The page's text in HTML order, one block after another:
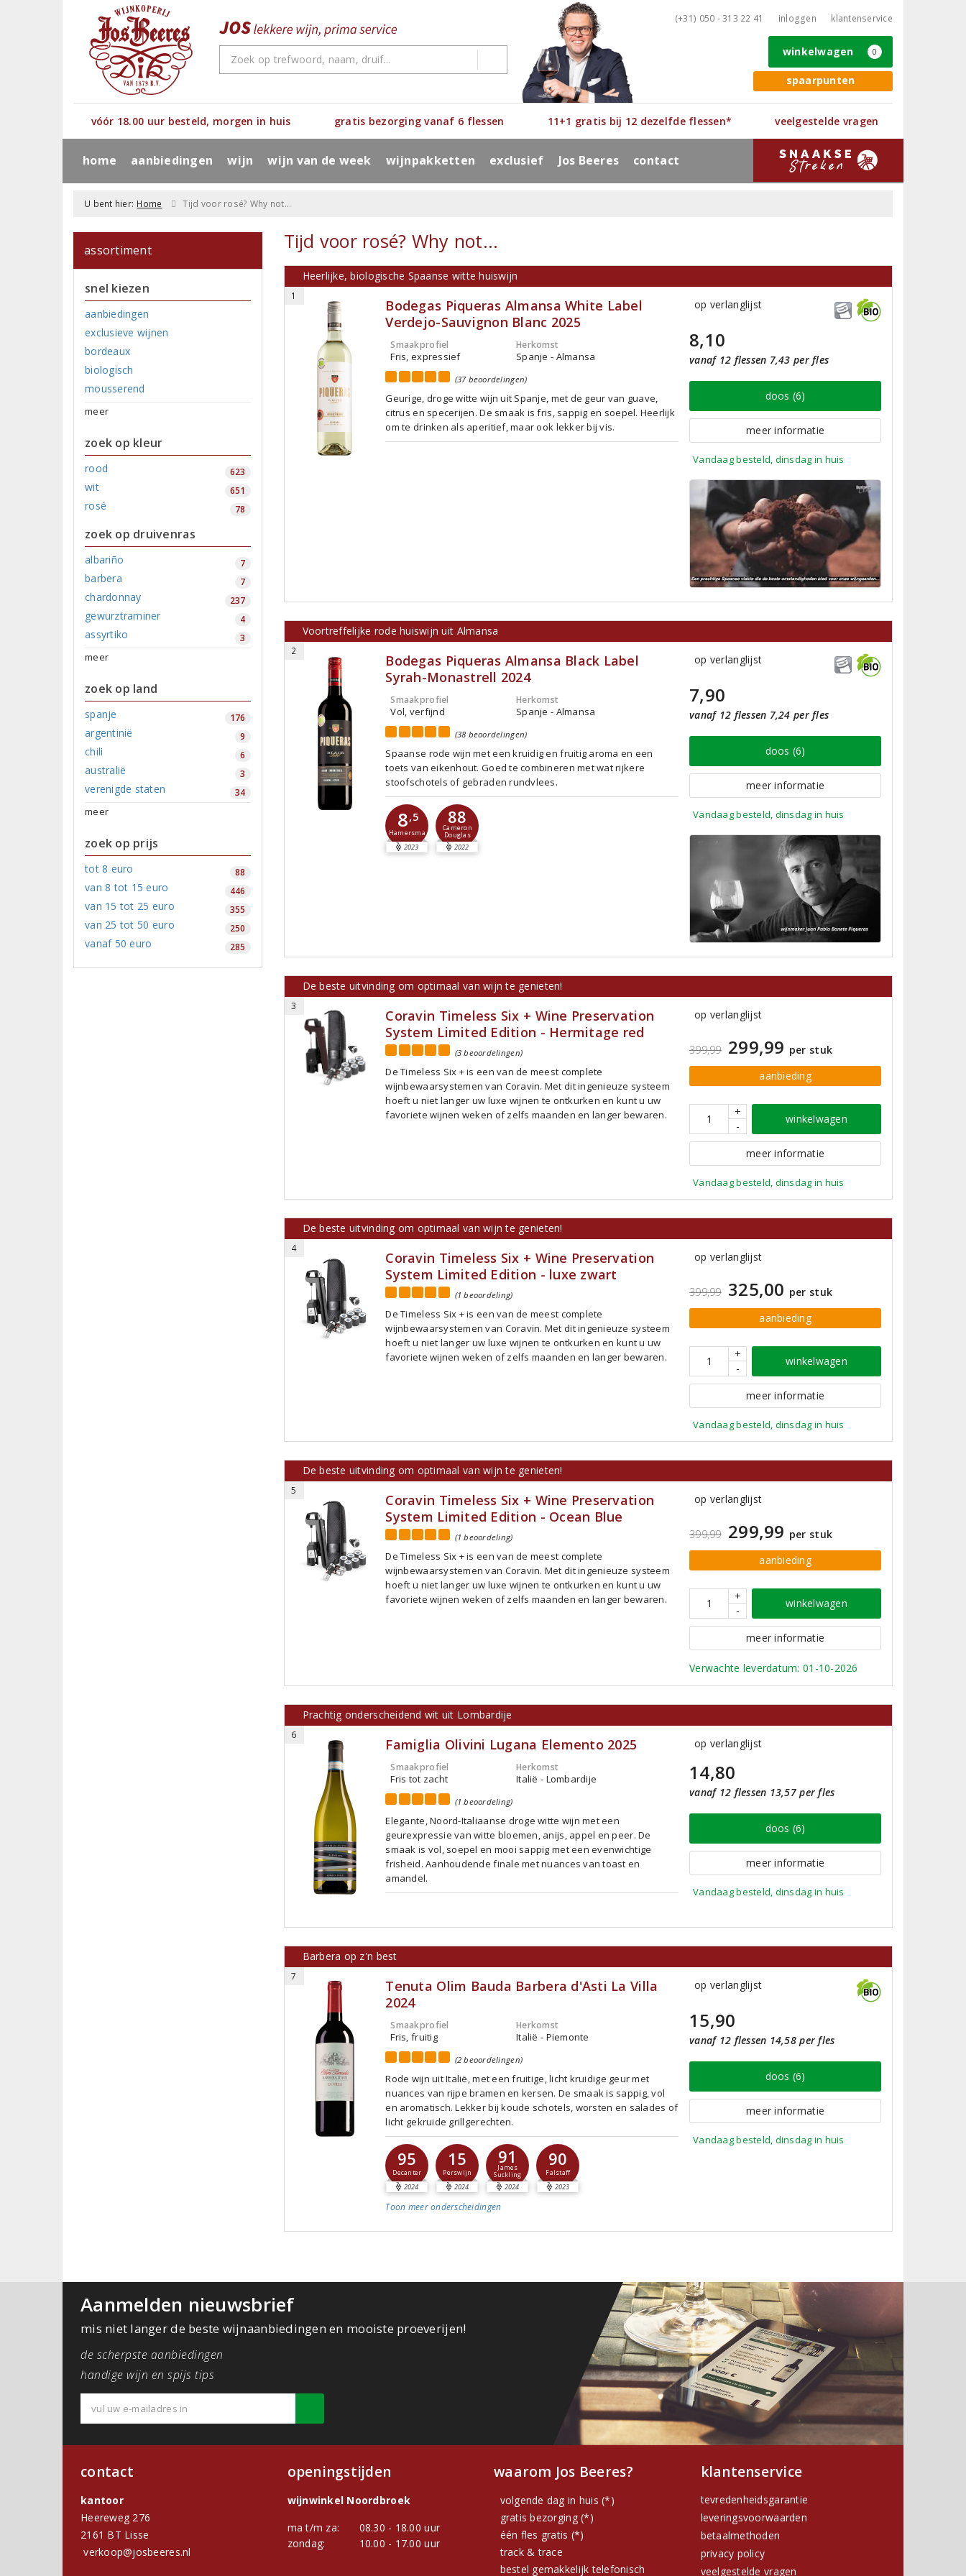
(+31) 050 - 313 22 41 inloggen klantenservice
spaarpunten
winkelwagen 0
vóór 18.00 uur besteld, morgen in huis gratis bezorging vanaf 6 flessen 11+1 gratis bij 12 dezelfde flessen* veelgestelde vragen
home aanbiedingen wijn wijn van de week wijnpakketten exclusief Jos Beeres contact
U bent hier: Home Tijd voor rosé? Why not...
assortiment
snel kiezen
aanbiedingen
exclusieve wijnen
bordeaux
biologisch
mousserend
meer
zoek op kleur
rood 623
wit 651
rosé 78
zoek op druivenras
albariño 7
barbera 7
chardonnay 237
gewurztraminer 4
assyrtiko 3
meer
zoek op land
spanje 176
argentinië 9
chili 6
australië 3
verenigde staten 34
meer
zoek op prijs
tot 8 euro 88
van 8 tot 15 euro 446
van 15 tot 25 euro 355
van 25 tot 50 euro 250
vanaf 50 euro 285
Tijd voor rosé? Why not...
Heerlijke, biologische Spaanse witte huiswijn
1
Bodegas Piqueras Almansa White Label
Verdejo-Sauvignon Blanc 2025
Smaakprofiel
Fris, expressief
Herkomst
Spanje - Almansa
(37 beoordelingen)
Geurige, droge witte wijn uit Spanje, met de geur van guave,
citrus en specerijen. De smaak is fris, sappig en soepel. Heerlijk
om te drinken als aperitief, maar ook lekker bij vis.
op verlanglijst
8,10
vanaf 12 flessen 7,43 per fles
doos (6)
meer informatie
Vandaag besteld, dinsdag in huis
Voortreffelijke rode huiswijn uit Almansa
2
Bodegas Piqueras Almansa Black Label
Syrah-Monastrell 2024
Smaakprofiel
Vol, verfijnd
Herkomst
Spanje - Almansa
(38 beoordelingen)
Spaanse rode wijn met een kruidig en fruitig aroma en een
toets van eikenhout. Goed te combineren met wat rijkere
stoofschotels of gebraden rundvlees.
8,5
Hamersma
2023
88
Cameron
Douglas
2022
op verlanglijst
7,90
vanaf 12 flessen 7,24 per fles
doos (6)
meer informatie
Vandaag besteld, dinsdag in huis
De beste uitvinding om optimaal van wijn te genieten!
3
Coravin Timeless Six + Wine Preservation
System Limited Edition - Hermitage red
(3 beoordelingen)
De Timeless Six + is een van de meest complete
wijnbewaarsystemen van Coravin. Met dit ingenieuze systeem
hoeft u niet langer uw luxe wijnen te ontkurken en kunt u uw
favoriete wijnen weken of zelfs maanden en langer bewaren.
op verlanglijst
399,99 299,99 per stuk
aanbieding
+
-
winkelwagen
meer informatie
Vandaag besteld, dinsdag in huis
De beste uitvinding om optimaal van wijn te genieten!
4
Coravin Timeless Six + Wine Preservation
System Limited Edition - luxe zwart
(1 beoordeling)
De Timeless Six + is een van de meest complete
wijnbewaarsystemen van Coravin. Met dit ingenieuze systeem
hoeft u niet langer uw luxe wijnen te ontkurken en kunt u uw
favoriete wijnen weken of zelfs maanden en langer bewaren.
op verlanglijst
399,99 325,00 per stuk
aanbieding
+
-
winkelwagen
meer informatie
Vandaag besteld, dinsdag in huis
De beste uitvinding om optimaal van wijn te genieten!
5
Coravin Timeless Six + Wine Preservation
System Limited Edition - Ocean Blue
(1 beoordeling)
De Timeless Six + is een van de meest complete
wijnbewaarsystemen van Coravin. Met dit ingenieuze systeem
hoeft u niet langer uw luxe wijnen te ontkurken en kunt u uw
favoriete wijnen weken of zelfs maanden en langer bewaren.
op verlanglijst
399,99 299,99 per stuk
aanbieding
+
-
winkelwagen
meer informatie
Verwachte leverdatum: 01-10-2026
Prachtig onderscheidend wit uit Lombardije
6
Famiglia Olivini Lugana Elemento 2025
Smaakprofiel
Fris tot zacht
Herkomst
Italië - Lombardije
(1 beoordeling)
Elegante, Noord-Italiaanse droge witte wijn met een
geurexpressie van witte bloemen, anijs, appel en peer. De
smaak is vol, soepel en mooi sappig met een evenwichtige
frisheid. Aanhoudende finale met nuances van toast en
amandel.
op verlanglijst
14,80
vanaf 12 flessen 13,57 per fles
doos (6)
meer informatie
Vandaag besteld, dinsdag in huis
Barbera op z'n best
7
Tenuta Olim Bauda Barbera d'Asti La Villa
2024
Smaakprofiel
Fris, fruitig
Herkomst
Italië - Piemonte
(2 beoordelingen)
Rode wijn uit Italië, met een fruitige, licht kruidige geur met
nuances van rijpe bramen en kersen. De smaak is sappig, vol
en aromatisch. Lekker bij koude schotels, worsten en salades of
licht gekruide grillgerechten.
95
Decanter
2024
15
Perswijn
2024
91
James
Suckling
2024
90
Falstaff
2023
Toon meeronderscheidingen
op verlanglijst
15,90
vanaf 12 flessen 14,58 per fles
doos (6)
meer informatie
Vandaag besteld, dinsdag in huis
Aanmelden nieuwsbrief
mis niet langer de beste wijnaanbiedingen en mooiste proeverijen!
de scherpste aanbiedingen
handige wijn en spijs tips
contact
kantoor
Heereweg 276
2161 BT Lisse
verkoop@josbeeres.nl
openingstijden
wijnwinkel Noordbroek
ma t/m za:
08.30 - 18.00 uur
zondag:
10.00 - 17.00 uur
waarom Jos Beeres?
volgende dag in huis (*)
gratis bezorging (*)
één fles gratis (*)
track & trace
bestel gemakkelijk telefonisch
klantenservice
tevredenheidsgarantie
leveringsvoorwaarden
betaalmethoden
privacy policy
veelgestelde vragen